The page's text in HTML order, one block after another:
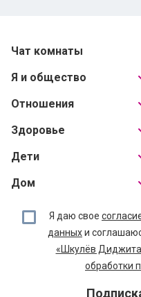
Чат комнаты
Я и общество
Отношения
Здоровье
Дети
Дом
Я даю свое
данныхи
«Шкулёв
обработки